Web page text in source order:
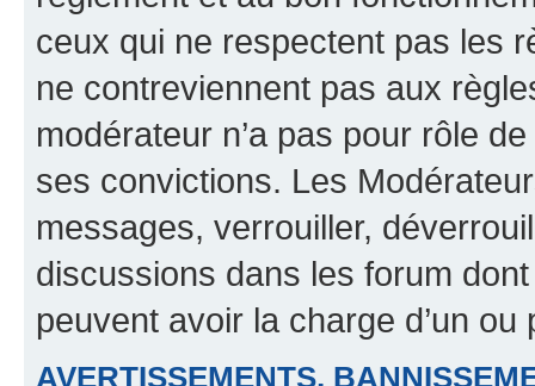
ceux qui ne respectent pas les
ne contreviennent pas aux
modérateur n’a pas pour rôle
ses convictions. Les
messages, verrouiller,
discussions dans les forum
peuvent avoir la charge d’un
AVERTISSEMENTS,